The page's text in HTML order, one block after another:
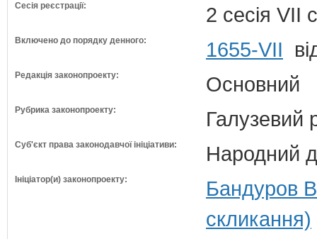
Сесія реєстрації: 2 сесія VII
Включено до порядку денного: 1655-VII
Редакція законопроекту: Основний
Рубрика законопроекту: Галузевий
Суб'єкт права законодавчої ініціативи: Народний
Ініціатор(и) законопроекту:
Бандуров
скликання)